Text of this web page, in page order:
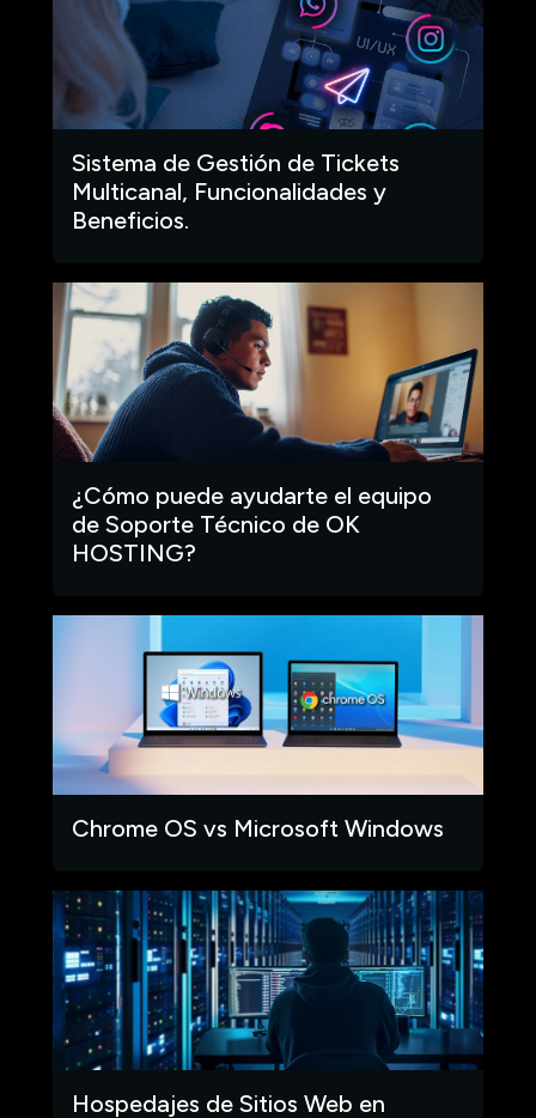
Sistema de Gestión de Tickets
Multicanal, Funcionalidades y
Beneficios.
¿Cómo puede ayudarte el equipo
de Soporte Técnico de OK
HOSTING?
Chrome OS vs Microsoft Windows
Hospedajes de Sitios Web en